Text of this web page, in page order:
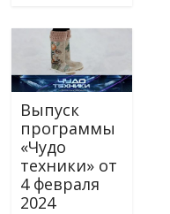
Выпуск
программы
«Чудо
техники» от
4 февраля
2024